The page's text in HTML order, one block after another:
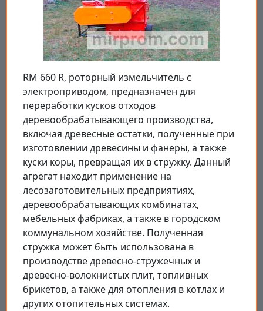
RM 660 R, роторный измельчитель с
электроприводом, предназначен для
переработки кусков отходов
деревообрабатывающего производства,
включая древесные остатки, полученные при
изготовлении древесины и фанеры, а также
куски коры, превращая их в стружку. Данный
агрегат находит применение на
лесозаготовительных предприятиях,
деревообрабатывающих комбинатах,
мебельных фабриках, а также в городском
коммунальном хозяйстве. Полученная
стружка может быть использована в
производстве древесно-стружечных и
древесно-волокнистых плит, топливных
брикетов, а также для отопления в котлах и
других отопительных системах.